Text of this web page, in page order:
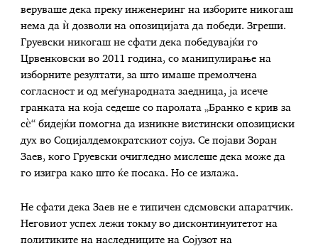
веруваше дека преку инженеринг на изборите никогаш
нема да ѝ дозволи на опозицијата да победи. Згреши.
Груевски никогаш не сфати дека победувајќи го
Црвенковски во 2011 година, со манипулирање на
изборните резултати, за што имаше премолчена
согласност и од меѓународната заедница, ја исече
гранката на која седеше со паролата „Бранко е крив за
сѐ“ бидејќи помогна да изникне вистински опозициски
дух во Социјалдемократскиот сојуз. Се појави Зоран
Заев, кого Груевски очигледно мислеше дека може да
го изигра како што ќе посака. Но се излажа.
Не сфати дека Заев не е типичен сдсмовски апаратчик.
Неговиот успех лежи токму во дисконтинуитетот на
политиките на наследниците на Сојузот на